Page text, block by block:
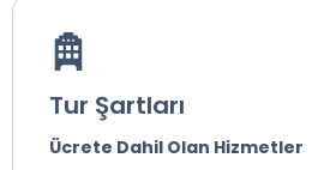
Tur Şartları
Ücrete Dahil Olan Hizmetler